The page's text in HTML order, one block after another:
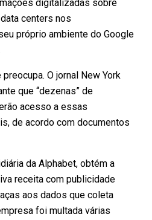
digitalizadas sobre
centers nos
próprio ambiente do Google
O jornal New York
que “dezenas” de
acesso a essas
de acordo com documentos
da Alphabet, obtém a
receita com publicidade
aos dados que coleta
foi multada várias